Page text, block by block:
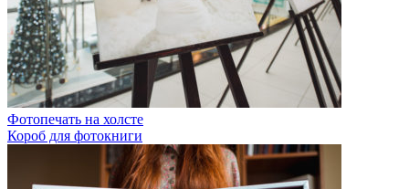
Фотопечать на холсте
Короб для фотокниги